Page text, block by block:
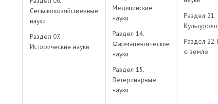
Сельскохозяйственные
науки
Раздел 07.
Исторические науки
Медицинские
науки
Раздел 14.
Фармацевтические
науки
Раздел 15.
Ветеринарные
науки
Раздел 21.
Раздел 22.
о земле